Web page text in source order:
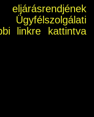
linkre kattintva